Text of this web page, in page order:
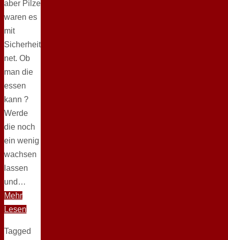
aber Pilze
waren es
mit
Sicherheit
net. Ob
man die
essen
kann ?
Werde
die noch
ein wenig
wachsen
lassen
und…
Mehr
Lesen
Tagged